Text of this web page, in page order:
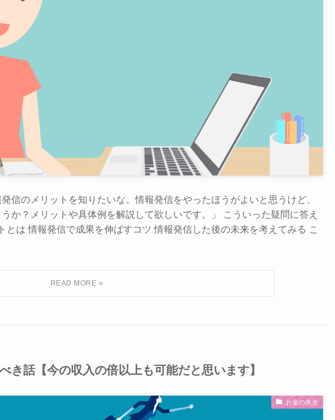
信のメリットを知りたいな。情報発信をやったほうがよいと思うけど、
か？メリットや具体例を解説して欲しいです。」 こういった疑問に答え
とは 情報発信で成果を伸ばすコツ 情報発信した後の未来を考えてみる こ
き話【今の収入の倍以上も可能だと思います】
お金の先生